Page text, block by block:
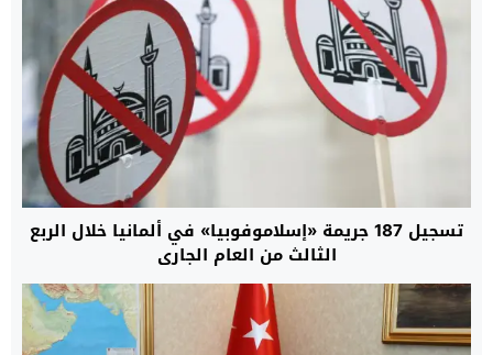
تسجيل 187 جريمة «إسلاموفوبيا» في ألمانيا خلال الربع
الثالث من العام الجاري